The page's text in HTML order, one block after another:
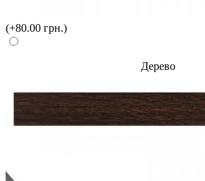
(+80.00 грн.)
Дерево